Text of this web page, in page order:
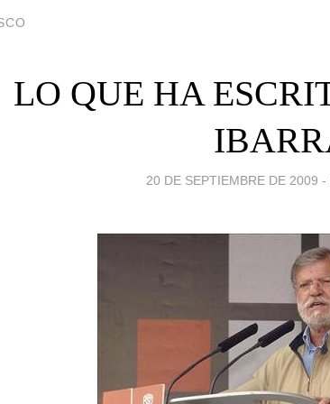
LO QUE HA
20 DE SEPTIEMBRE DE 2009 -